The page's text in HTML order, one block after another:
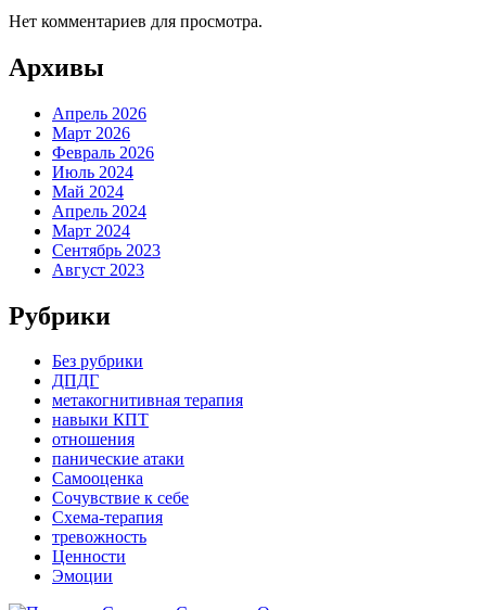
Нет комментариев для просмотра.
Архивы
Апрель 2026
Март 2026
Февраль 2026
Июль 2024
Май 2024
Апрель 2024
Март 2024
Сентябрь 2023
Август 2023
Рубрики
Без рубрики
ДПДГ
метакогнитивная терапия
навыки КПТ
отношения
панические атаки
Самооценка
Сочувствие к себе
Схема-терапия
тревожность
Ценности
Эмоции